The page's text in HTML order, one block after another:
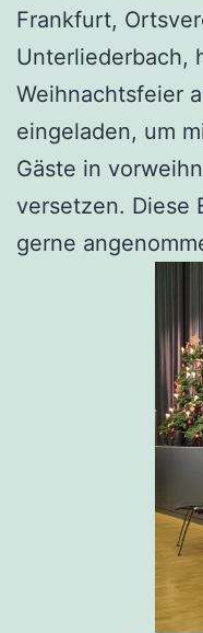
Frankfurt,
Unterliederbach,
Weihnachtsfeier
eingeladen, um
Gäste in
versetzen. Diese
gerne